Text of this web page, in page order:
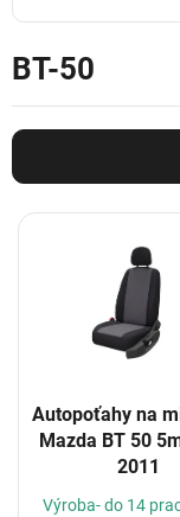
BT-50
V
Autopoťahy na
Mazda BT 50
2011
Výroba- do 14